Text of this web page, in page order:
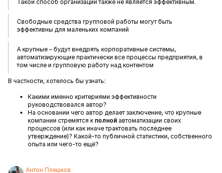
Такой способ организации также не является эффективным.
Свободные средства групповой работы могут быть
эффективны для маленьких компаний
А крупные – будут внедрять корпоративные системы,
автоматизирующие практически все процессы предприятия, в
том числе и групповую работу над контентом
В частности, хотелось бы узнать:
Какими именно критериями эффективности
руководствовался автор?
На основании чего автор делает заключение, что крупные
компании стремятся к полной автоматизации своих
процессов (или как иначе трактовать последнее
утверждение)? Какой-то публичной статистики, собственного
опыта или чего-то ещё?
Антон Плешков